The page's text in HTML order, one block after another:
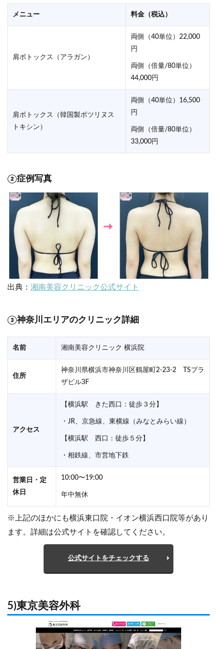
メニュー 料金（税込）
肩ボトックス（アラガン）
両側（40単位）22,000
円
両側（倍量/80単位）
44,000円
肩ボトックス（韓国製ボツリヌス
トキシン）
両側（40単位）16,500
円
両側（倍量/80単位）
33,000円
②症例写真
出典： 湘南美容クリニック公式サイト
③神奈川エリアのクリニック詳細
名前 湘南美容クリニック 横浜院
住所
神奈川県横浜市神奈川区鶴屋町2-23-2 TSプラ
ザビル3F
アクセス
【横浜駅 きた西口：徒歩３分】
・JR、京急線、東横線（みなとみらい線）
【横浜駅 西口：徒歩５分】
・相鉄線、市営地下鉄
営業日・定
休日
10:00〜19:00
年中無休
※上記のほかにも横浜東口院・イオン横浜西口院等があり
ます。詳細は公式サイトを確認してください。
公式サイトをチェックする
5)東京美容外科